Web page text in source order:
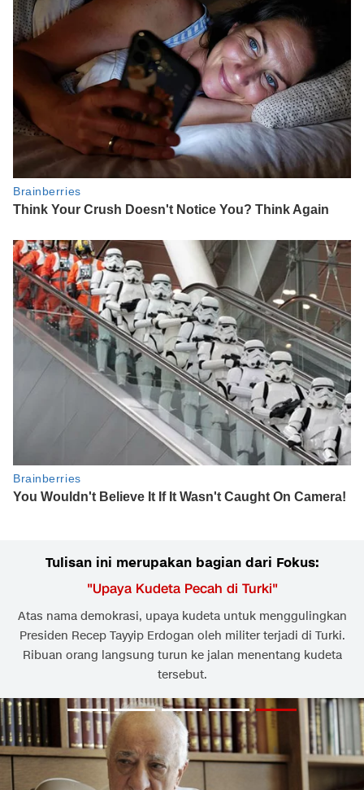
Tulisan ini merupakan bagian dari Fokus:
"Upaya Kudeta Pecah di Turki"
Atas nama demokrasi, upaya kudeta untuk menggulingkan
Presiden Recep Tayyip Erdogan oleh militer terjadi di Turki.
Ribuan orang langsung turun ke jalan menentang kudeta
tersebut.